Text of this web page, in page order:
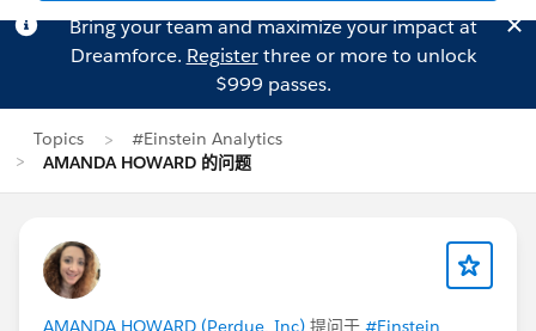
Bring your team and maximize your impact at
Dreamforce. Registerthree or more to unlock
$999 passes.
Topics
#Einstein Analytics
AMANDA HOWARD 的问题
AMANDA HOWARD (Perdue, Inc) 提问于 #Einstein